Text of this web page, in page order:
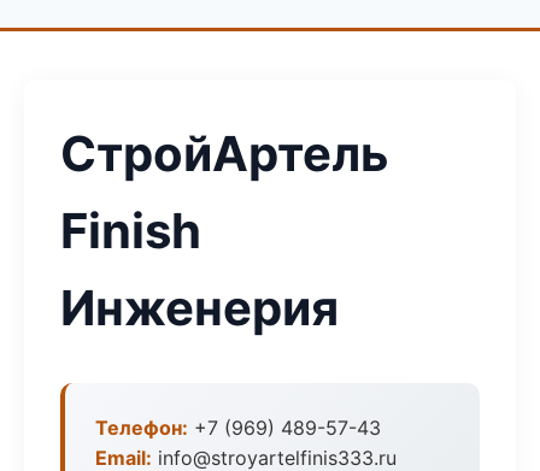
СтройАртель
Finish
Инженерия
Телефон: +7 (969) 489-57-43
Email: info@stroyartelfinis333.ru